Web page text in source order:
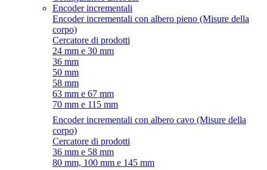
Encoder incrementali
Encoder incrementali con albero pieno (Misure della
corpo)
Cercatore di prodotti
24 mm e 30 mm
36 mm
50 mm
58 mm
63 mm e 67 mm
70 mm e 115 mm
Encoder incrementali con albero cavo (Misure della
corpo)
Cercatore di prodotti
36 mm e 58 mm
80 mm, 100 mm e 145 mm